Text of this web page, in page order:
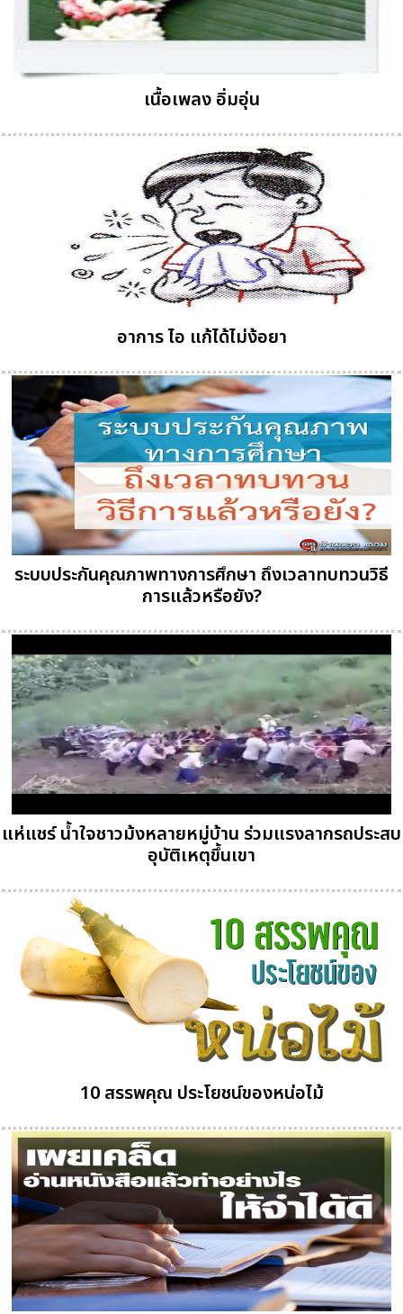
เนื้อเพลง อิ่มอุ่น
อาการ ไอ แก้ได้ไม่ง้อยา
ระบบประกันคุณภาพทางการศึกษา ถึงเวลาทบทวนวิธี
การแล้วหรือยัง?
แห่แชร์ น้ำใจชาวม้งหลายหมู่บ้าน ร่วมแรงลากรถประสบ
อุบัติเหตุขึ้นเขา
10 สรรพคุณ ประโยชน์ของหน่อไม้